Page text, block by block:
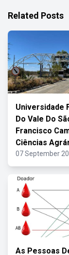
Related Posts
Universidade
Do Vale Do
Francisco
Ciências
07 September
As Pessoas